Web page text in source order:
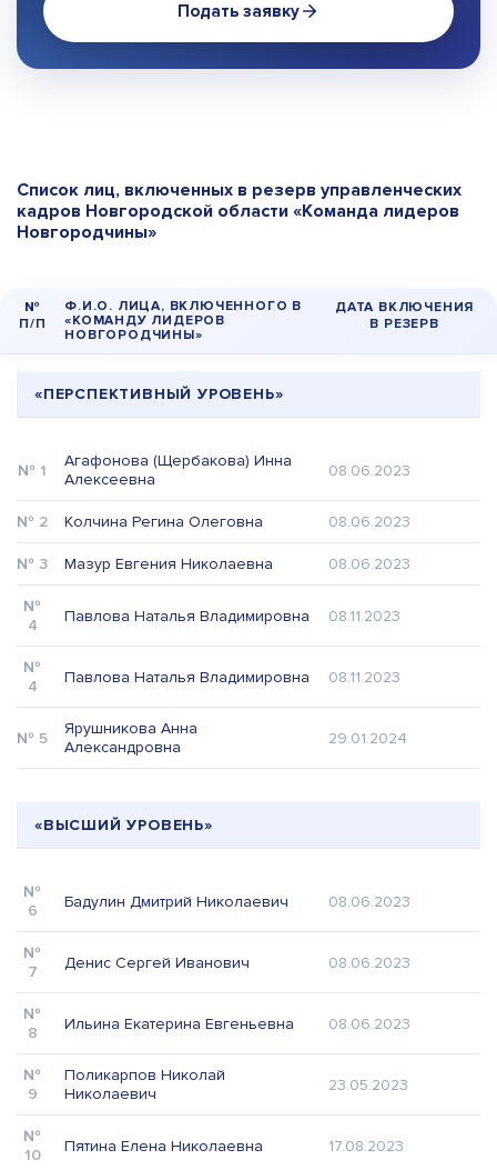
Подать заявку
Список лиц, включенных в резерв управленческих
кадров Новгородской области «Команда лидеров
Новгородчины»
№
П/П
Ф.И.О. ЛИЦА, ВКЛЮЧЕННОГО В
«КОМАНДУ ЛИДЕРОВ
НОВГОРОДЧИНЫ»
ДАТА ВКЛЮЧЕНИЯ
В РЕЗЕРВ
«ПЕРСПЕКТИВНЫЙ УРОВЕНЬ»
1
Агафонова (Щербакова) Инна
Алексеевна
08.06.2023
2 Колчина Регина Олеговна 08.06.2023
3 Мазур Евгения Николаевна 08.06.2023
4 Павлова Наталья Владимировна 08.11.2023
4 Павлова Наталья Владимировна 08.11.2023
5
Ярушникова Анна
Александровна
29.01.2024
«ВЫСШИЙ УРОВЕНЬ»
6 Бадулин Дмитрий Николаевич 08.06.2023
7 Денис Сергей Иванович 08.06.2023
8 Ильина Екатерина Евгеньевна 08.06.2023
9
Поликарпов Николай
Николаевич
23.05.2023
10 Пятина Елена Николаевна 17.08.2023